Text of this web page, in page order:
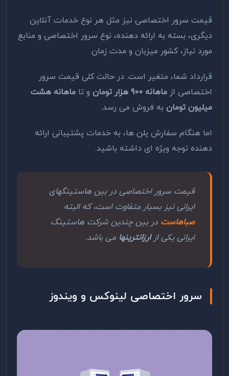
قیمت سرور اختصاصی نیز مثل هر نوع خدمات آنلاین
دیگری، بسته به ارائه دهنده، نوع سرور اختصاصی و منابع
مورد نیاز، کشور میزبان و مدت زمان
قرارداد شما، متغیر است. در حالت کلی قیمت سرور
اختصاصی از ماهانه 900 هزار تومان و تا ماهانه هشت
میلیون تومان به فروش می رسد.
اما هنگام سفارش پلن ها، به خدمات پشتیبانی ارائه
دهنده توجه ویژه ای داشته باشید.
قیمت سرور اختصاصی در بین هاستینگ­های
ایرانی نیز بسیار متفاوت است، که البته
صباهاست در بین چندین شرکت هاستینگ
ایرانی یکی ازارزانترین­ها می باشد.
سرور اختصاصی لینوکس و ویندوز